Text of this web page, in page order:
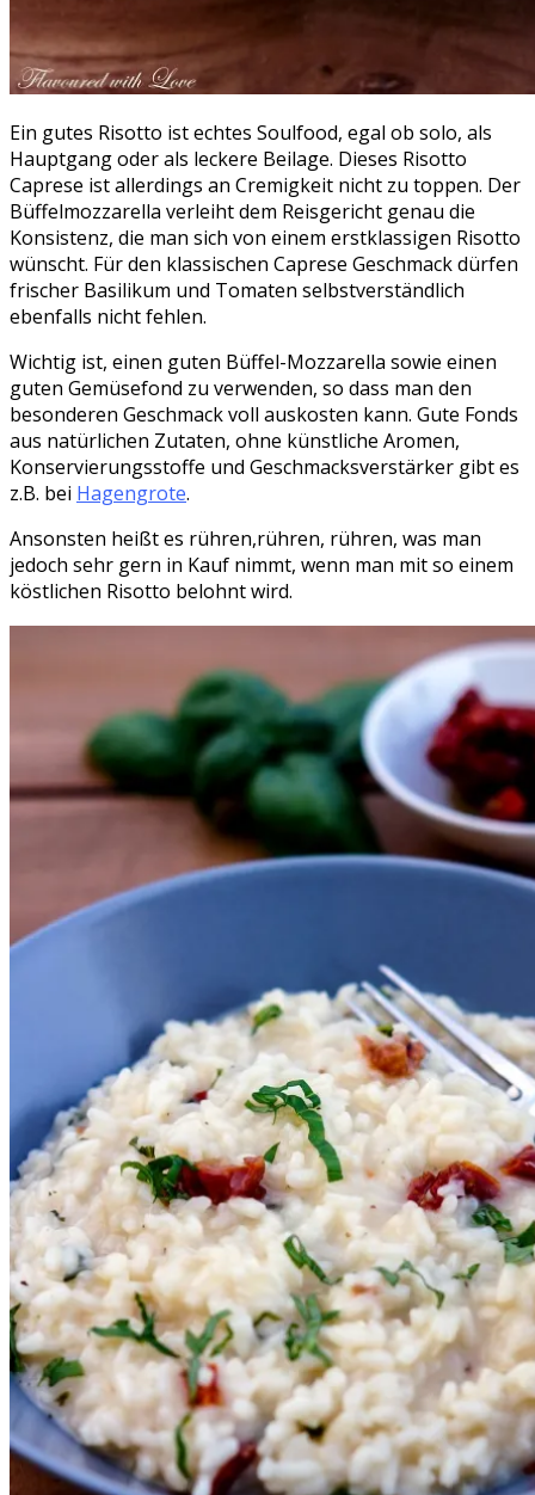
Ein gutes Risotto ist echtes Soulfood, egal ob solo, als
Hauptgang oder als leckere Beilage. Dieses Risotto
Caprese ist allerdings an Cremigkeit nicht zu toppen. Der
Büffelmozzarella verleiht dem Reisgericht genau die
Konsistenz, die man sich von einem erstklassigen Risotto
wünscht. Für den klassischen Caprese Geschmack dürfen
frischer Basilikum und Tomaten selbstverständlich
ebenfalls nicht fehlen.
Wichtig ist, einen guten Büffel-Mozzarella sowie einen
guten Gemüsefond zu verwenden, so dass man den
besonderen Geschmack voll auskosten kann. Gute Fonds
aus natürlichen Zutaten, ohne künstliche Aromen,
Konservierungsstoffe und Geschmacksverstärker gibt es
z.B. bei Hagengrote.
Ansonsten heißt es rühren,rühren, rühren, was man
jedoch sehr gern in Kauf nimmt, wenn man mit so einem
köstlichen Risotto belohnt wird.